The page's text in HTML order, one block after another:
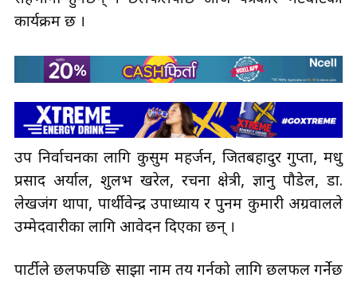
कार्यक्रम छ ।
उप निर्वाचनका लागि कुसुम महर्जन, जितबहादुर गुप्ता, मधु
प्रसाद अर्याल, शुलभ खरेल, रचना क्षेत्री, ज्ञानु पौडेल, डा.
लेखजंग थापा, पार्थीवेन्द्र उपाध्याय र पुनम कुमारी अग्रवालले
उम्मेदवारीका लागि आवेदन दिएका छन् ।
पार्टीले छलफपछि साझा नाम तय गर्नको लागि छलफल गर्नेछ